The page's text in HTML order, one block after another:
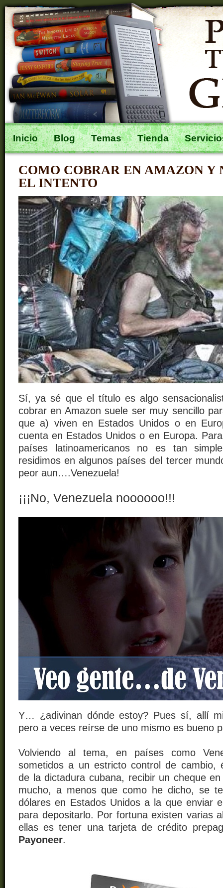
Inicio Blog Temas Tienda
COMO COBRAR EN AMAZON Y
EL INTENTO
Sí, ya sé que el título es algo
cobrar en Amazon suele ser muy sencillo
que a) viven en Estados Unidos o en
cuenta en Estados Unidos o en Europa.
países latinoamericanos no es tan
residimos en algunos países del tercer
peor aun….Venezuela!
¡¡¡No, Venezuela noooooo!!!
Y… ¿adivinan dónde estoy? Pues sí, allí
pero a veces reírse de uno mismo es bueno
Volviendo al tema, en países como
sometidos a un estricto control de cambio,
de la dictadura cubana, recibir un cheque
mucho, a menos que como he dicho, se
dólares en Estados Unidos a la que enviar
para depositarlo. Por fortuna existen varias
ellas es tener una tarjeta de crédito
Payoneer.